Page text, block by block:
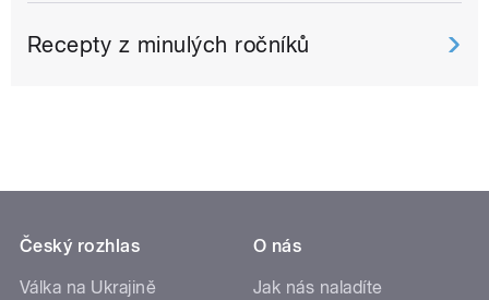
Recepty z minulých ročníků
Český rozhlas
Válka na Ukrajině
O nás
Jak nás naladíte